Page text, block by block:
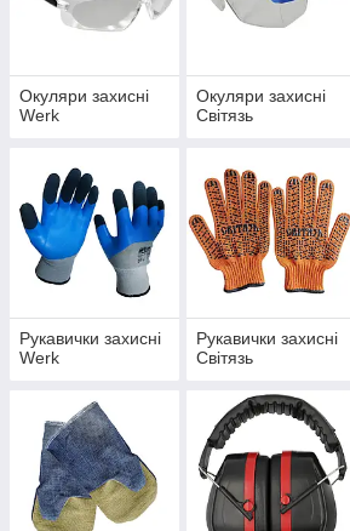
Окуляри захисні
Werk
Окуляри захисні
Світязь
Рукавички захисні
Werk
Рукавички захисні
Світязь